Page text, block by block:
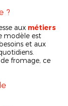
?
aux métiers
modèle est
et aux
fromage, ce